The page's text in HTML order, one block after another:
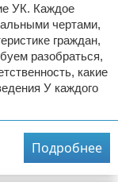
УК. Каждое
чертами,
граждан,
разобраться,
какие
У каждого
Подробнее